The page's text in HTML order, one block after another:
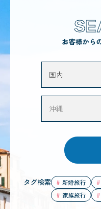
お客様から
タグ検索 新婚旅行
家族旅行